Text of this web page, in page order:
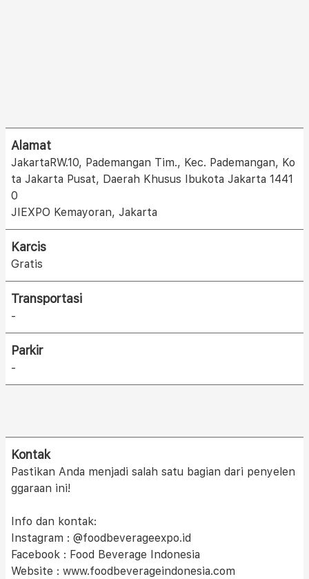
Alamat
JakartaRW.10, Pademangan Tim., Kec. Pademangan, Ko
ta Jakarta Pusat, Daerah Khusus Ibukota Jakarta 1441
0
JIEXPO Kemayoran, Jakarta
Karcis
Gratis
Transportasi
-
Parkir
-
Kontak
Pastikan Anda menjadi salah satu bagian dari penyelen
ggaraan ini!
Info dan kontak:
Instagram : @foodbeverageexpo.id
Facebook : Food Beverage Indonesia
Website : www.foodbeverageindonesia.com